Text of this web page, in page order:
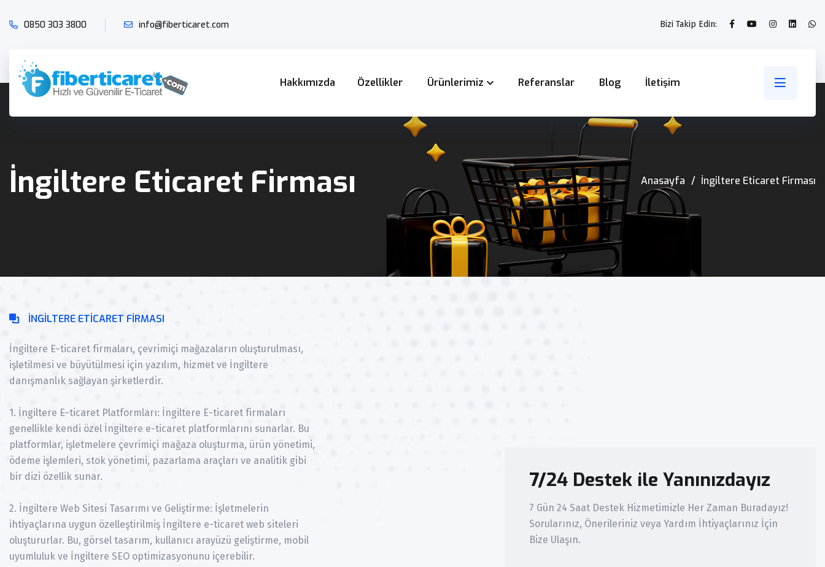
0850 303 3800 info@fiberticaret.com Bizi Takip Edin:
Hakkımızda Özellikler Ürünlerimiz Referanslar Blog İletişim
İngiltere Eticaret Firması Anasayfa İngiltere Eticaret Firması
İNGILTERE ETICARET FIRMASI
İngiltere E-ticaret firmaları, çevrimiçi mağazaların oluşturulması,
işletilmesi ve büyütülmesi için yazılım, hizmet ve İngiltere
danışmanlık sağlayan şirketlerdir.
1. İngiltere E-ticaret Platformları: İngiltere E-ticaret firmaları
genellikle kendi özel İngiltere e-ticaret platformlarını sunarlar. Bu
platformlar, işletmelere çevrimiçi mağaza oluşturma, ürün yönetimi,
ödeme işlemleri, stok yönetimi, pazarlama araçları ve analitik gibi
bir dizi özellik sunar.
2. İngiltere Web Sitesi Tasarımı ve Geliştirme: İşletmelerin
ihtiyaçlarına uygun özelleştirilmiş İngiltere e-ticaret web siteleri
oluştururlar. Bu, görsel tasarım, kullanıcı arayüzü geliştirme, mobil
uyumluluk ve İngiltere SEO optimizasyonunu içerebilir.
7/24 Destek ile Yanınızdayız
7 Gün 24 Saat Destek Hizmetimizle Her Zaman Buradayız!
Sorularınız, Önerileriniz veya Yardım İhtiyaçlarınız İçin
Bize Ulaşın.